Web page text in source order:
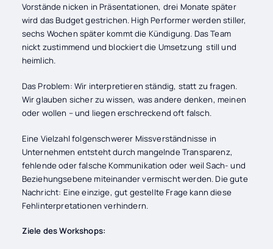
Vorstände nicken in Präsentationen, drei Monate später
wird das Budget gestrichen. High Performer werden stiller,
sechs Wochen später kommt die Kündigung. Das Team
nickt zustimmend und blockiert die Umsetzung still und
heimlich.
Das Problem: Wir interpretieren ständig, statt zu fragen.
Wir glauben sicher zu wissen, was andere denken, meinen
oder wollen – und liegen erschreckend oft falsch.
Eine Vielzahl folgenschwerer Missverständnisse in
Unternehmen entsteht durch mangelnde Transparenz,
fehlende oder falsche Kommunikation oder weil Sach- und
Beziehungsebene miteinander vermischt werden. Die gute
Nachricht: Eine einzige, gut gestellte Frage kann diese
Fehlinterpretationen verhindern.
Ziele des Workshops: